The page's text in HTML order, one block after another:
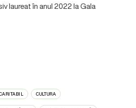
laureat în anul 2022 la Gala
CULTURA